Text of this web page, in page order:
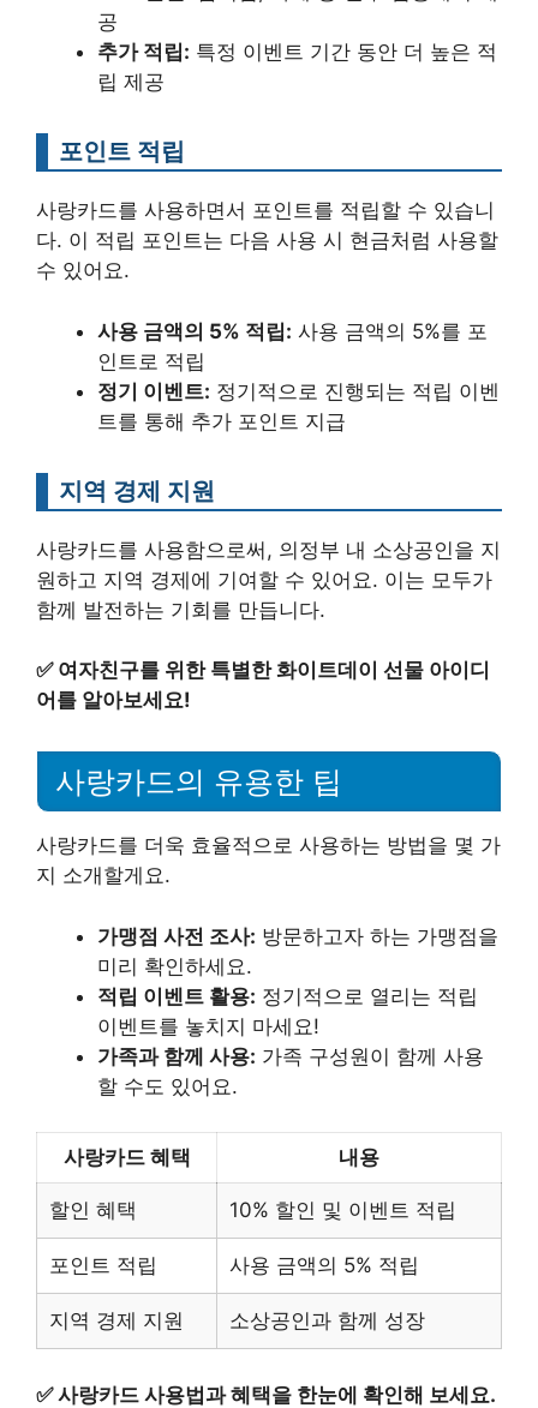
공
추가 적립: 특정 이벤트 기간 동안 더 높은 적
립 제공
포인트 적립
사랑카드를 사용하면서 포인트를 적립할 수 있습니
다. 이 적립 포인트는 다음 사용 시 현금처럼 사용할
수 있어요.
사용 금액의 5% 적립: 사용 금액의 5%를 포
인트로 적립
정기 이벤트: 정기적으로 진행되는 적립 이벤
트를 통해 추가 포인트 지급
지역 경제 지원
사랑카드를 사용함으로써, 의정부 내 소상공인을 지
원하고 지역 경제에 기여할 수 있어요. 이는 모두가
함께 발전하는 기회를 만듭니다.
✅ 여자친구를 위한 특별한 화이트데이 선물 아이디
어를 알아보세요!
사랑카드의 유용한 팁
사랑카드를 더욱 효율적으로 사용하는 방법을 몇 가
지 소개할게요.
가맹점 사전 조사: 방문하고자 하는 가맹점을
미리 확인하세요.
적립 이벤트 활용: 정기적으로 열리는 적립
이벤트를 놓치지 마세요!
가족과 함께 사용: 가족 구성원이 함께 사용
할 수도 있어요.
사랑카드 혜택 내용
할인 혜택 10% 할인 및 이벤트 적립
포인트 적립 사용 금액의 5% 적립
지역 경제 지원 소상공인과 함께 성장
✅사랑카드 사용법과 혜택을 한눈에 확인해 보세요.